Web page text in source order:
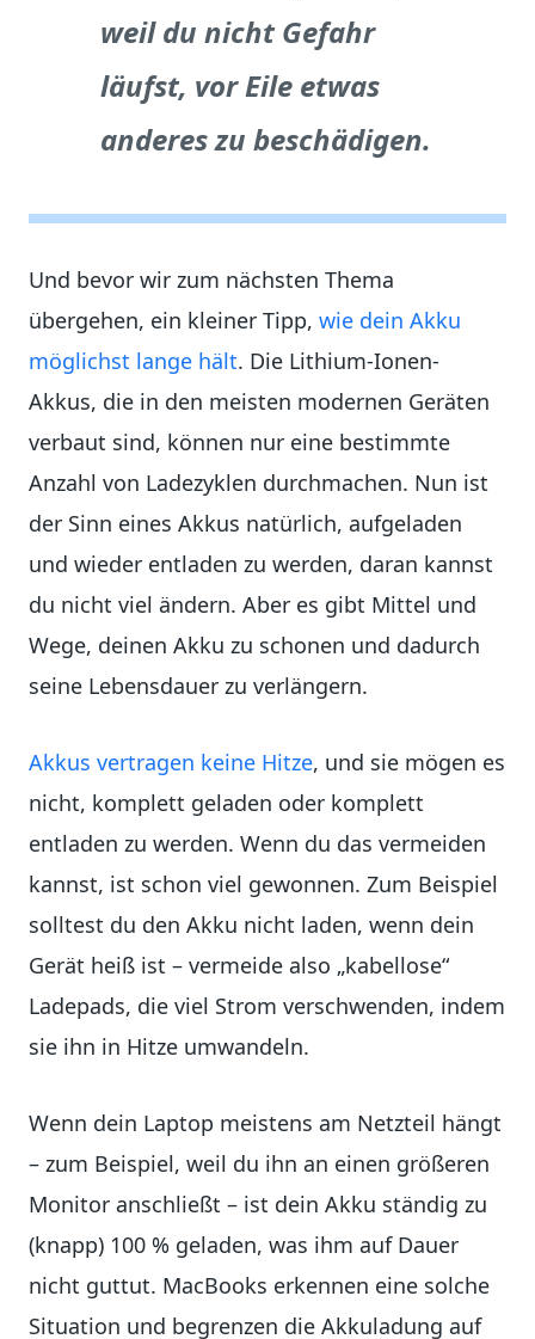
weil du nicht Gefahr
läufst, vor Eile etwas
anderes zu beschädigen.
Und bevor wir zum nächsten Thema
übergehen, ein kleiner Tipp, wie dein Akku
möglichst lange hält. Die Lithium-Ionen-
Akkus, die in den meisten modernen Geräten
verbaut sind, können nur eine bestimmte
Anzahl von Ladezyklen durchmachen. Nun ist
der Sinn eines Akkus natürlich, aufgeladen
und wieder entladen zu werden, daran kannst
du nicht viel ändern. Aber es gibt Mittel und
Wege, deinen Akku zu schonen und dadurch
seine Lebensdauer zu verlängern.
Akkus vertragen keine Hitze, und sie mögen es
nicht, komplett geladen oder komplett
entladen zu werden. Wenn du das vermeiden
kannst, ist schon viel gewonnen. Zum Beispiel
solltest du den Akku nicht laden, wenn dein
Gerät heiß ist – vermeide also „kabellose“
Ladepads, die viel Strom verschwenden, indem
sie ihn in Hitze umwandeln.
Wenn dein Laptop meistens am Netzteil hängt
– zum Beispiel, weil du ihn an einen größeren
Monitor anschließt – ist dein Akku ständig zu
(knapp) 100 % geladen, was ihm auf Dauer
nicht guttut. MacBooks erkennen eine solche
Situation und begrenzen die Akkuladung auf